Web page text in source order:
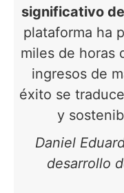
significativo
plataforma ha
miles de horas
ingresos de
éxito se
y
Daniel
desarrollo